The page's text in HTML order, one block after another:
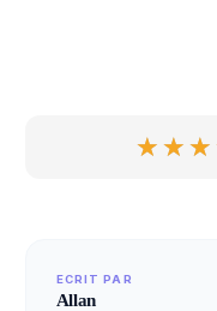
ECRIT PAR
Allan